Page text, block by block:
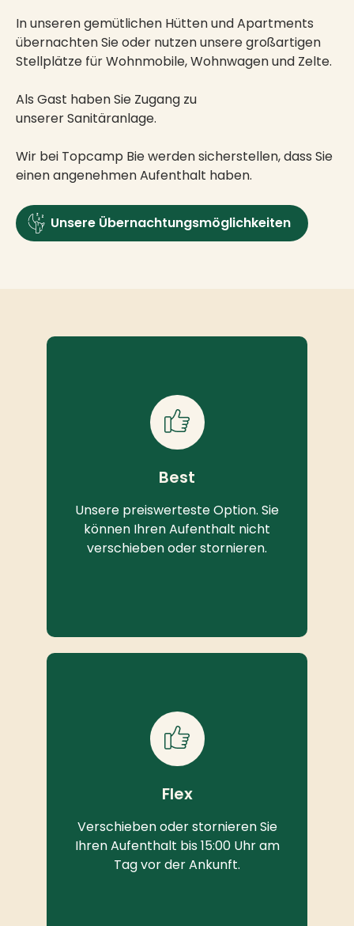
In unseren gemütlichen Hütten und Apartments
übernachten Sie oder nutzen unsere großartigen
Stellplätze für Wohnmobile, Wohnwagen und Zelte.
Als Gast haben Sie Zugang zu
unserer Sanitäranlage.
Wir bei Topcamp Bie werden sicherstellen, dass Sie
einen angenehmen Aufenthalt haben.
Unsere Übernachtungsmöglichkeiten
Best
Unsere preiswerteste Option. Sie
können Ihren Aufenthalt nicht
verschieben oder stornieren.
Flex
Verschieben oder stornieren Sie
Ihren Aufenthalt bis 15:00 Uhr am
Tag vor der Ankunft.